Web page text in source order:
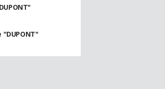
"DUPONT"